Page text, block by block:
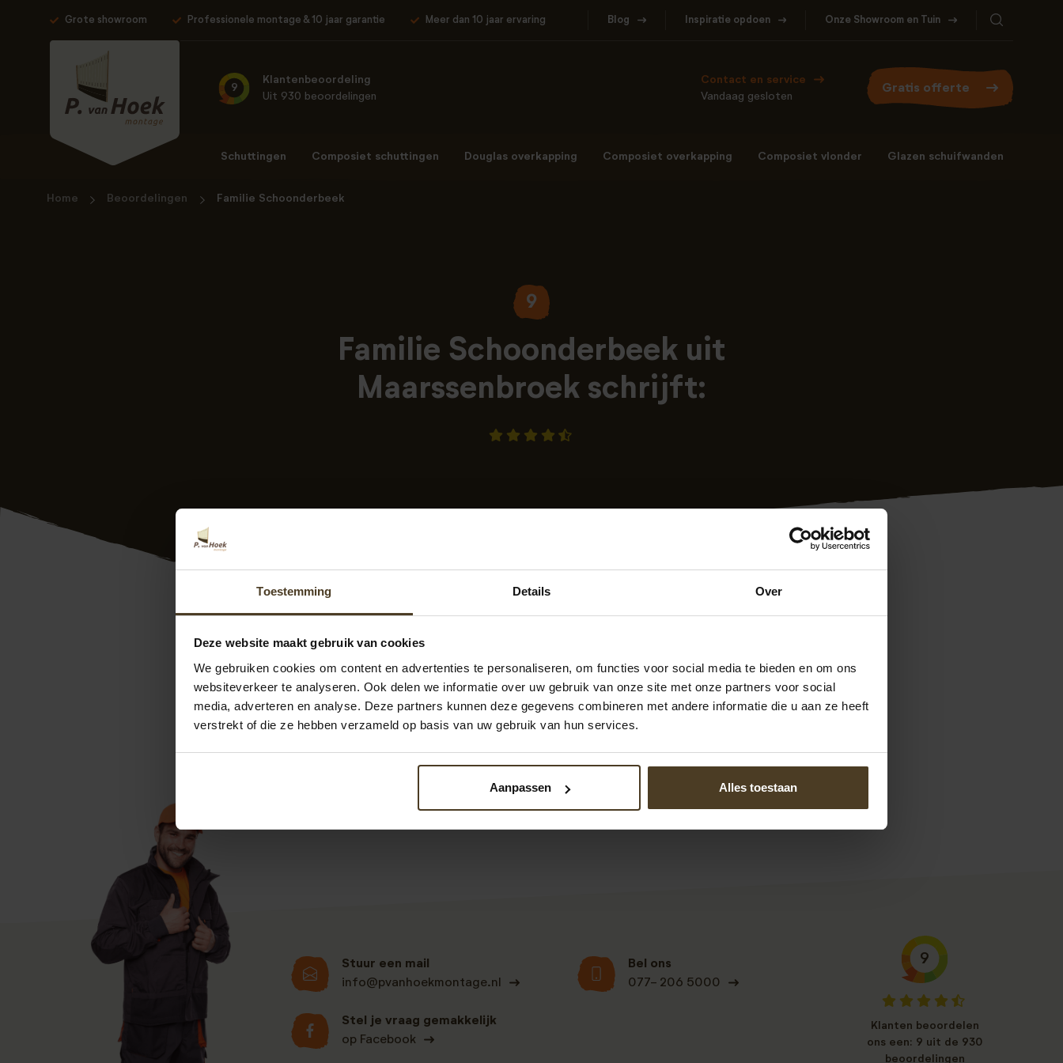
Toestemming Details Over
Deze website maakt gebruik van cookies
We gebruiken cookies om content en advertenties te personaliseren, om functies voor social media te bieden en om ons
websiteverkeer te analyseren. Ook delen we informatie over uw gebruik van onze site met onze partners voor social
media, adverteren en analyse. Deze partners kunnen deze gegevens combineren met andere informatie die u aan ze heeft
verstrekt of die ze hebben verzameld op basis van uw gebruik van hun services.
Aanpassen Alles toestaan
Grote showroom Professionele montage & 10 jaar garantie Meer dan 10 jaar ervaring Blog Inspiratie opdoen Onze Showroom en Tuin
9
Klantenbeoordeling
Uit 930 beoordelingen
Contact en service
Vandaag gesloten
Gratis offerte
Schuttingen Composiet schuttingen Douglas overkapping Composiet overkapping Composiet vlonder Glazen schuifwanden
Home Beoordelingen Familie Schoonderbeek
9
Familie Schoonderbeek uit
Maarssenbroek schrijft:
Vakmensen, werken nauwkeurig en met veel plezier hebben ze een goede en mooie schutting
geplaatst
Bekijk alle recensies
Stuur een mail
info@pvanhoekmontage.nl
Bel ons
077- 206 5000
Stel je vraag gemakkelijk
op Facebook
9
Klanten beoordelen
ons een: 9 uit de 930
beoordelingen